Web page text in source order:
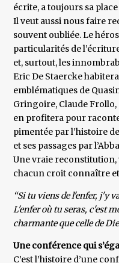
écrite, a toujours sa
Il veut aussi nous faire
souvent oubliée. Le
particularités de
et, surtout, les
Eric De Staercke
emblématiques de
Gringoire, Claude
en profitera pour
pimentée par l’histoire
et ses passages par
Une vraie reconstitution,
chacun croit connaître et
“Si tu viens de l'enfer, j'y
L'enfer où tu seras, c'est
charmante que celle de
Une conférence qui
C’est l’histoire d’une